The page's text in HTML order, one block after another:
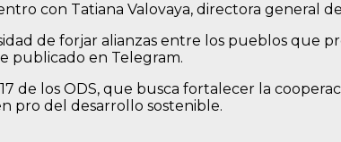
con Tatiana Valovaya, directora general
de forjar alianzas entre los pueblos que
publicado en Telegram.
de los ODS, que busca fortalecer la
pro del desarrollo sostenible.